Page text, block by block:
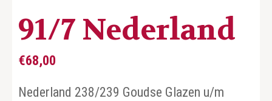
91/7 Nederland
€68,00
Nederland 238/239 Goudse Glazen u/m